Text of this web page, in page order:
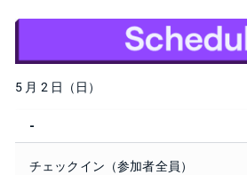
5 月 2 日（日）
-
チェックイン（参加者全員）